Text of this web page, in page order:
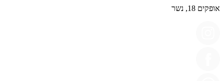
אופקים 18, נשר